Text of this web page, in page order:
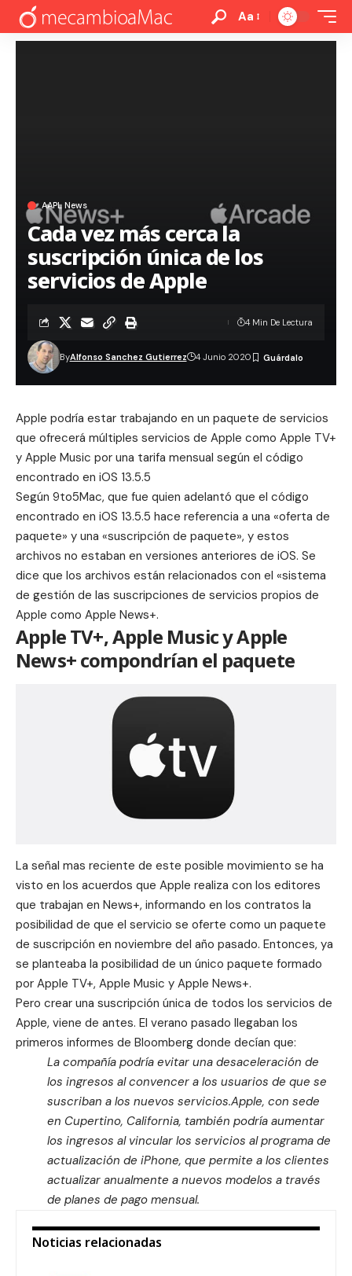
Aa
AAPL News
Cada vez más cerca la
suscripción única de los
servicios de Apple
ByAlfonso Sanchez Gutierrez 4 Junio 2020
4 Min De Lectura
Apple podría estar trabajando en un paquete de servicios
que ofrecerá múltiples servicios de Apple como Apple TV+
y Apple Music por una tarifa mensual según el código
encontrado en iOS 13.5.5
Según 9to5Mac, que fue quien adelantó que el código
encontrado en iOS 13.5.5 hace referencia a una «oferta de
paquete» y una «suscripción de paquete», y estos
archivos no estaban en versiones anteriores de iOS. Se
dice que los archivos están relacionados con el «sistema
de gestión de las suscripciones de servicios propios de
Apple como Apple News+.
Apple TV+, Apple Music y Apple
News+ compondrían el paquete
La señal mas reciente de este posible movimiento se ha
visto en los acuerdos que Apple realiza con los editores
que trabajan en News+, informando en los contratos la
posibilidad de que el servicio se oferte como un paquete
de suscripción en noviembre del año pasado. Entonces, ya
se planteaba la posibilidad de un único paquete formado
por Apple TV+, Apple Music y Apple News+.
Pero crear una suscripción única de todos los servicios de
Apple, viene de antes. El verano pasado llegaban los
primeros informes de Bloomberg donde decían que:
La compañía podría evitar una desaceleración de
los ingresos al convencer a los usuarios de que se
suscriban a los nuevos servicios.Apple, con sede
en Cupertino, California, también podría aumentar
los ingresos al vincular los servicios al programa de
actualización de iPhone, que permite a los clientes
actualizar anualmente a nuevos modelos a través
de planes de pago mensual.
Noticias relacionadas